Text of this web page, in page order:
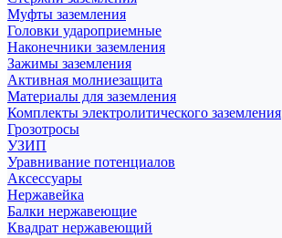
Муфты заземления
Головки удароприемные
Наконечники заземления
Зажимы заземления
Активная молниезащита
Материалы для заземления
Комплекты электролитического заземления
Грозотросы
УЗИП
Уравнивание потенциалов
Аксессуары
Нержавейка
Балки нержавеющие
Квадрат нержавеющий